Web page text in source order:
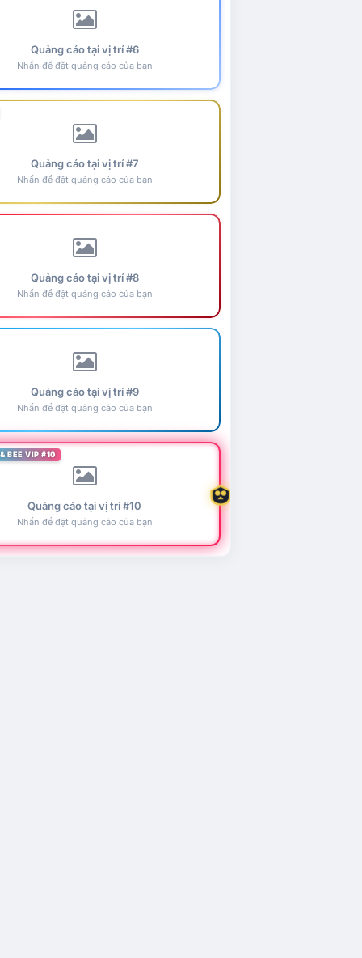
Quảng cáo tại vị trí #6
Nhấn để đặt quảng cáo của bạn
Quảng cáo tại vị trí #7
Nhấn để đặt quảng cáo của bạn
Quảng cáo tại vị trí #8
Nhấn để đặt quảng cáo của bạn
Quảng cáo tại vị trí #9
Nhấn để đặt quảng cáo của bạn
BEE VIP #10
Quảng cáo tại vị trí #10
Nhấn để đặt quảng cáo của bạn